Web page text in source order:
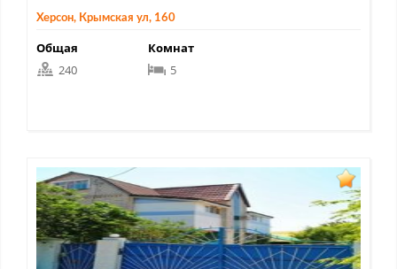
Херсон, Крымская ул, 160
Общая
240
Комнат
5